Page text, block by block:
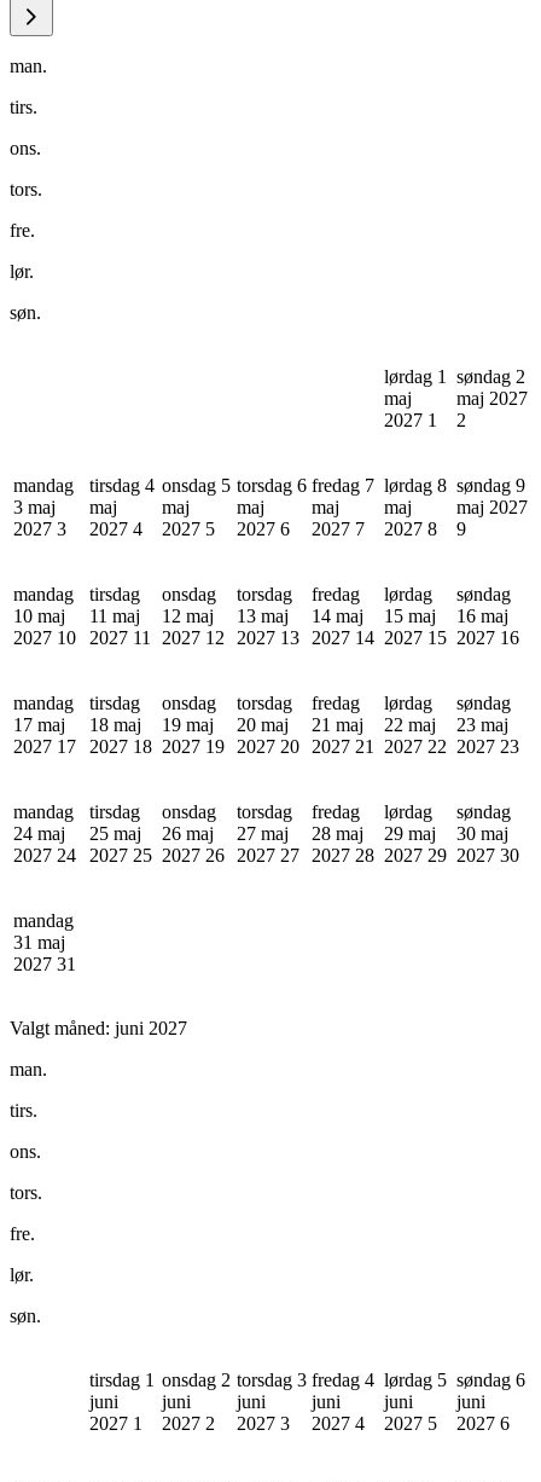
man.
tirs.
ons.
tors.
fre.
lør.
søn.
lørdag 1
maj
2027 1
søndag 2
maj 2027
2
mandag
3 maj
2027 3
tirsdag 4
maj
2027 4
onsdag 5
maj
2027 5
torsdag 6
maj
2027 6
fredag 7
maj
2027 7
lørdag 8
maj
2027 8
søndag 9
maj 2027
9
mandag
10 maj
2027 10
tirsdag
11 maj
2027 11
onsdag
12 maj
2027 12
torsdag
13 maj
2027 13
fredag
14 maj
2027 14
lørdag
15 maj
2027 15
søndag
16 maj
2027 16
mandag
17 maj
2027 17
tirsdag
18 maj
2027 18
onsdag
19 maj
2027 19
torsdag
20 maj
2027 20
fredag
21 maj
2027 21
lørdag
22 maj
2027 22
søndag
23 maj
2027 23
mandag
24 maj
2027 24
tirsdag
25 maj
2027 25
onsdag
26 maj
2027 26
torsdag
27 maj
2027 27
fredag
28 maj
2027 28
lørdag
29 maj
2027 29
søndag
30 maj
2027 30
mandag
31 maj
2027 31
Valgt måned: juni 2027
man.
tirs.
ons.
tors.
fre.
lør.
søn.
tirsdag 1
juni
2027 1
onsdag 2
juni
2027 2
torsdag 3
juni
2027 3
fredag 4
juni
2027 4
lørdag 5
juni
2027 5
søndag 6
juni
2027 6